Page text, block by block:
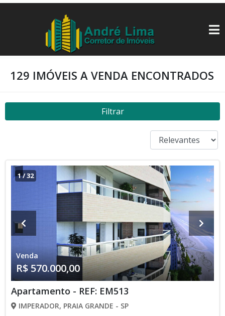
129 IMÓVEIS A VENDA ENCONTRADOS
Filtrar
1/32
Venda
R$ 570.000,00
Apartamento - REF: EM513
IMPERADOR, PRAIA GRANDE - SP